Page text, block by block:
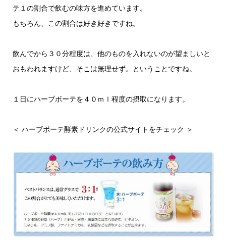
テ１の割合で飲むの味方を進めています。
もちろん、この割合は好き好きですね。
飲んでから３０分程度は、他のものを入れないのが望ましいと
おもわれますけど、そこは無理せず。ということですね。
１日にハーブボーテを４０ｍｌ程度の摂取になります。
＜ ハーブボーテ酵素ドリンクの公式サイトをチェック ＞